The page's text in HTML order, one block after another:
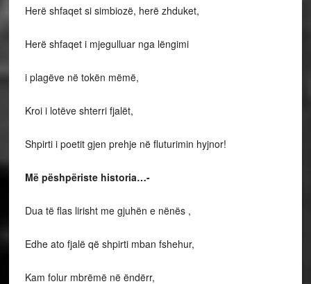
Herë shfaqet si simbiozë, herë zhduket,
Herë shfaqet i mjegulluar nga lëngimi
i plagëve në tokën mëmë,
Kroi i lotëve shterri fjalët,
Shpirti i poetit gjen prehje në fluturimin hyjnor!
Më pëshpëriste historia…-
Dua të flas lirisht me gjuhën e nënës ,
Edhe ato fjalë që shpirti mban fshehur,
Kam folur mbrëmë në ëndërr,